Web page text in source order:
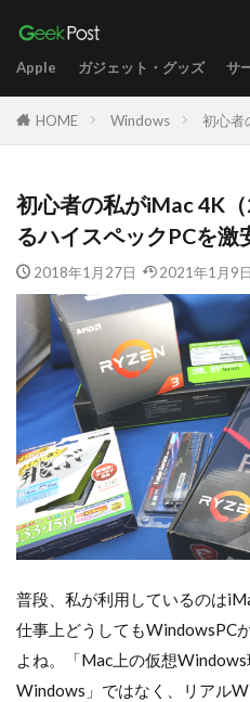
Apple ガジェット・グッズ サ
HOME Windows 初心者
初心者の私がiMac 4K
るハイスペックPCを激
2018年1月27日 2021年1月9日
普段、私が利用しているのは
仕事上どうしてもWindowsPC
よね。「Mac上の仮想
Windows」ではなく、リアル